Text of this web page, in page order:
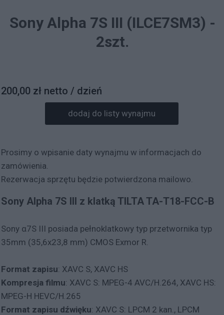
dodaj do listy wynajmu
Sony Alpha 7S III (ILCE7SM3) -
2szt.
200,00 zł netto / dzień
Prosimy o wpisanie daty wynajmu w informacjach do
zamówienia.
Rezerwacja sprzętu będzie potwierdzona mailowo.
Sony Alpha 7S III z klatką TILTA TA-T18-FCC-B
Sony α7S III posiada pełnoklatkowy typ przetwornika typ
35mm (35,6x23,8 mm) CMOS Exmor R.
Format zapisu: XAVC S, XAVC HS
Kompresja filmu: XAVC S: MPEG-4 AVC/H.264, XAVC HS:
MPEG-H HEVC/H.265
Format zapisu dźwięku: XAVC S: LPCM 2 kan., LPCM